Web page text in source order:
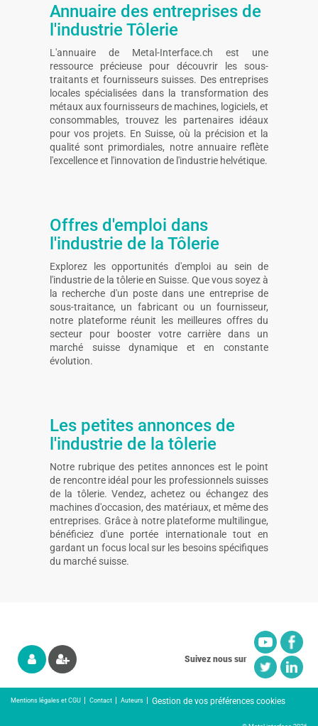
Annuaire des entreprises de
l'industrie Tôlerie
L'annuaire de Metal-Interface.ch est une
ressource précieuse pour découvrir les sous-
traitants et fournisseurs suisses. Des entreprises
locales spécialisées dans la transformation des
métaux aux fournisseurs de machines, logiciels, et
consommables, trouvez les partenaires idéaux
pour vos projets. En Suisse, où la précision et la
qualité sont primordiales, notre annuaire reflète
l'excellence et l'innovation de l'industrie helvétique.
Offres d'emploi dans
l'industrie de la Tôlerie
Explorez les opportunités d'emploi au sein de
l'industrie de la tôlerie en Suisse. Que vous soyez à
la recherche d'un poste dans une entreprise de
sous-traitance, un fabricant ou un fournisseur,
notre plateforme réunit les meilleures offres du
secteur pour booster votre carrière dans un
marché suisse dynamique et en constante
évolution.
Les petites annonces de
l'industrie de la tôlerie
Notre rubrique des petites annonces est le point
de rencontre idéal pour les professionnels suisses
de la tôlerie. Vendez, achetez ou échangez des
machines d'occasion, des matériaux, et même des
entreprises. Grâce à notre plateforme multilingue,
bénéficiez d'une portée internationale tout en
gardant un focus local sur les besoins spécifiques
du marché suisse.
Suivez nous sur
Mentions légales et CGU Contact Auteurs Gestion de vos préférences cookies